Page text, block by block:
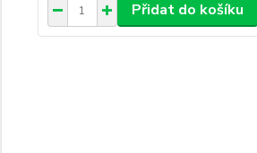
Přidat do košíku